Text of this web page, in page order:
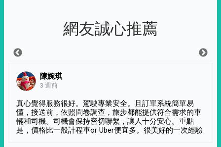
網友誠心推薦
陳婉琪
3 週前
真心覺得服務很好。駕駛專業安全。且訂單系統簡單易
懂，接送前，依照問卷調查，旅步都能提供符合需求的車
輛和司機。司機會保持密切聯繫，讓人十分安心。重點
是，價格比一般計程車or Uber便宜多。很美好的一次經驗